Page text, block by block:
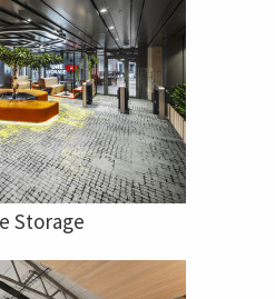
Storage